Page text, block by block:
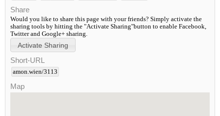
Share
Would you like to share this page with your friends? Simply activate the
sharing tools by hitting the "Activate Sharing"button to enable Facebook,
Twitter and Google+ sharing.
Short-URL
amon.wien/3113
Map